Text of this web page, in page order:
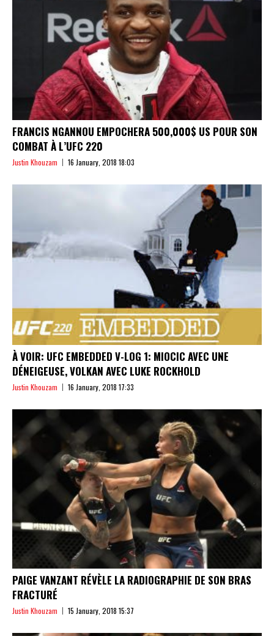
FRANCIS NGANNOU EMPOCHERA 500,000$ US POUR SON
COMBAT À L’UFC 220
Justin Khouzam 16 January, 2018 18:03
À VOIR: UFC EMBEDDED V-LOG 1: MIOCIC AVEC UNE
DÉNEIGEUSE, VOLKAN AVEC LUKE ROCKHOLD
Justin Khouzam 16 January, 2018 17:33
PAIGE VANZANT RÉVÈLE LA RADIOGRAPHIE DE SON BRAS
FRACTURÉ
Justin Khouzam 15 January, 2018 15:37